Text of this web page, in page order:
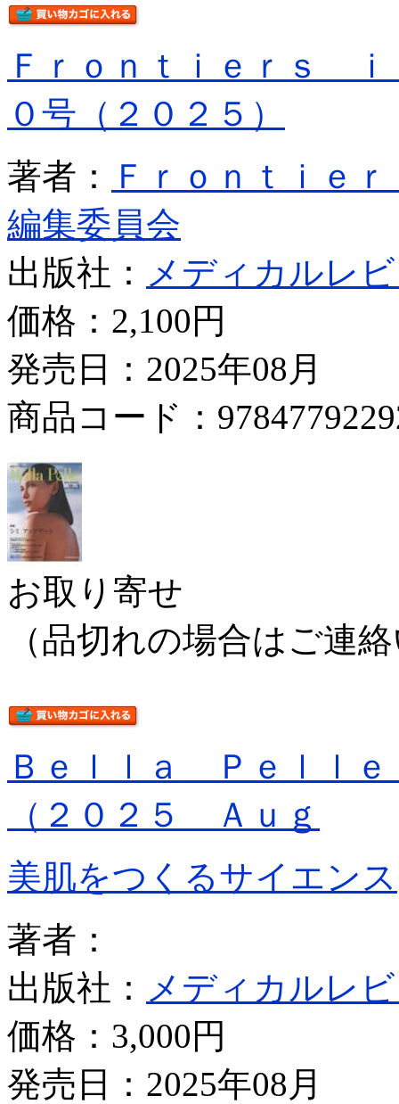
Ｆｒｏｎｔｉｅｒｓ
０号（２０２５）
著者：
Ｆｒｏｎｔｉｅ
編集委員会
出版社： メディカルレ
価格： 2,100円
発売日：2025年08月
商品コード：
お取り寄せ
（品切れの場合はご連
Ｂｅｌｌａ Ｐｅｌｌ
（２０２５ Ａｕｇ
美肌をつくるサイエンス
著者：
出版社： メディカルレ
価格： 3,000円
発売日：2025年08月